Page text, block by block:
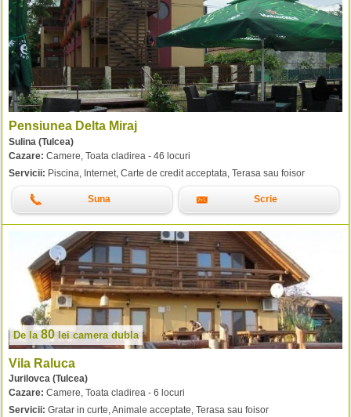
Pensiunea Delta Miraj
Sulina (Tulcea)
Cazare: Camere, Toata cladirea - 46 locuri
Servicii: Piscina, Internet, Carte de credit acceptata, Terasa sau foisor
Suna Scrie
De la 80 lei camera dubla
Vila Raluca
Jurilovca (Tulcea)
Cazare: Camere, Toata cladirea - 6 locuri
Servicii: Gratar in curte, Animale acceptate, Terasa sau foisor